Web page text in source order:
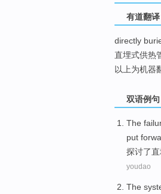
有道翻译
directly
直埋式供热
以上为机器
双语例句
The
put
探讨了直
youdao
The